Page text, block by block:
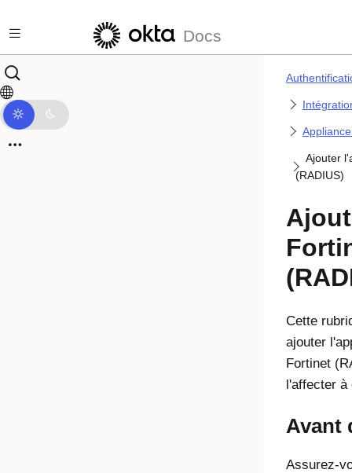
Docs
Ajouter
(RADIUS)
Cette
ajouter
Fortinet
l'affecter à
Avant
Assurez-